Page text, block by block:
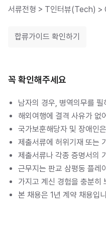
합류가이드 확인하기
꼭 확인해주세요
남자의 경우, 병역의무를
해외여행에 결격 사유가 없
국가보훈해당자 및 장애인
제출서류에 허위기재 또는
제출서류나 각종 증명서의
근무지는 판교 삼평동 플
가지고 계신 경험을 충분히
본 채용은 1년 계약 채용입